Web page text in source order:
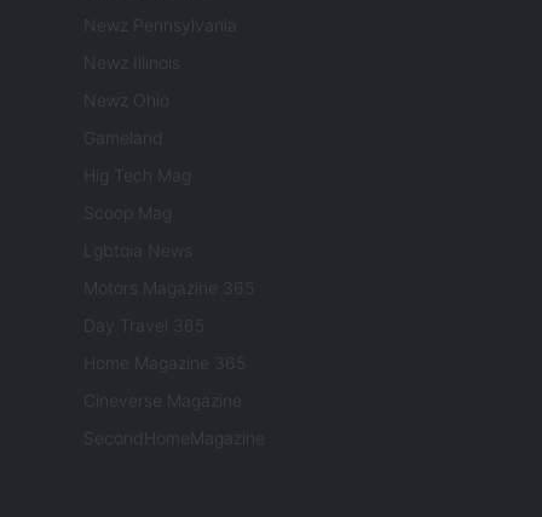
Newz Pennsylvania
Newz Illinois
Newz Ohio
Gameland
Hig Tech Mag
Scoop Mag
Lgbtqia News
Motors Magazine 365
Day Travel 365
Home Magazine 365
Cineverse Magazine
SecondHomeMagazine